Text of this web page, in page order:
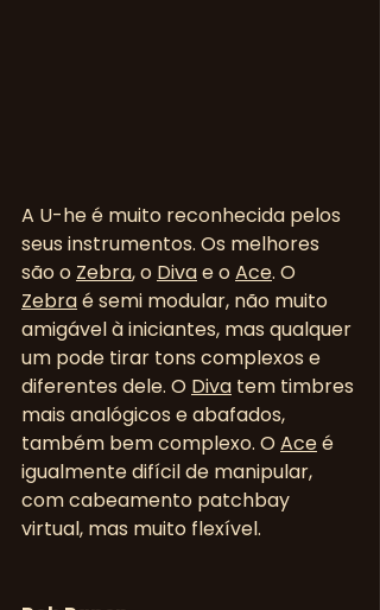
A U-he é muito reconhecida pelos
seus instrumentos. Os melhores
são o Zebra, o Diva e o Ace. O
Zebra é semi modular, não muito
amigável à iniciantes, mas qualquer
um pode tirar tons complexos e
diferentes dele. O Diva tem timbres
mais analógicos e abafados,
também bem complexo. O Ace é
igualmente difícil de manipular,
com cabeamento patchbay
virtual, mas muito flexível.